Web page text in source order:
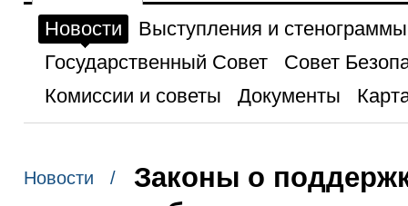
Новости
Выступления и стенограммы
Государственный Совет
Совет
Комиссии и советы
Документы
Новости /
Законы о